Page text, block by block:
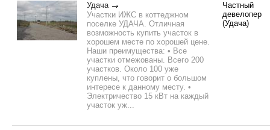
Удача
Участки ИЖС в коттеджном
поселке УДАЧА. Отличная
возможность купить участок в
хорошем месте по хорошей цене.
Наши преимущества: • Все
участки отмежованы. Всего 200
участков. Около 100 уже
куплены, что говорит о большом
интересе к данному месту. •
Электричество 15 кВт на каждый
участок уж...
Частный
девелопер
(Удача)